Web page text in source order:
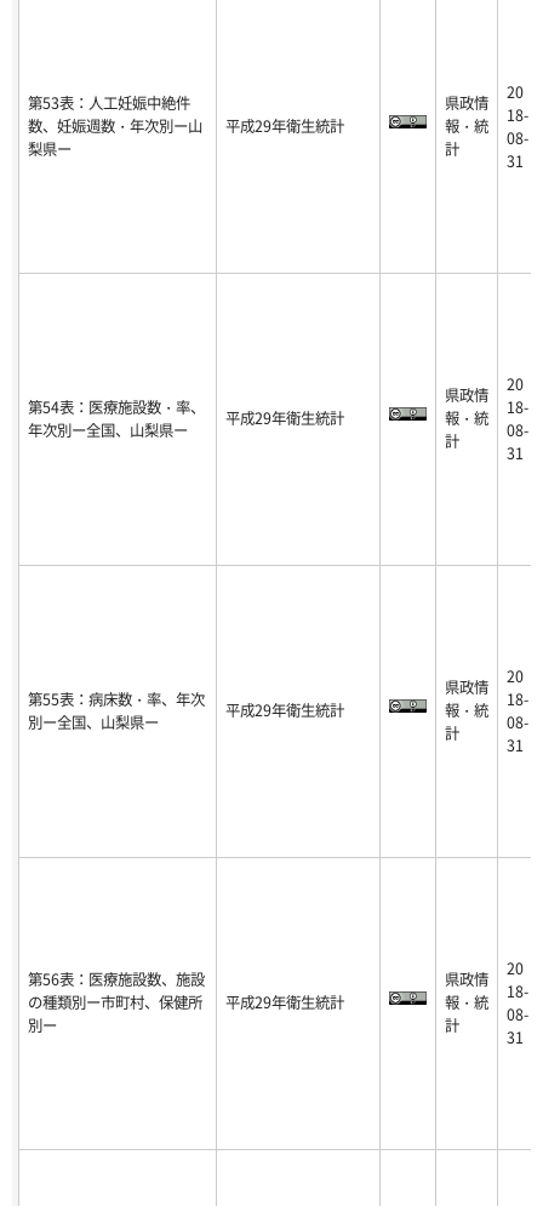
第53表：人工妊娠中絶件
数、妊娠週数・年次別ー山
梨県ー
平成29年衛生統計
県政情
報・統
計
20
18-
08-
31
第54表：医療施設数・率、
年次別ー全国、山梨県ー
平成29年衛生統計
県政情
報・統
計
20
18-
08-
31
第55表：病床数・率、年次
別ー全国、山梨県ー
平成29年衛生統計
県政情
報・統
計
20
18-
08-
31
第56表：医療施設数、施設
の種類別ー市町村、保健所
別ー
平成29年衛生統計
県政情
報・統
計
20
18-
08-
31